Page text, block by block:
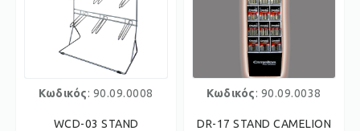
Κωδικός: 90.09.0008
WCD-03 STAND
Κωδικός: 90.09.0038
DR-17 STAND CAMELION